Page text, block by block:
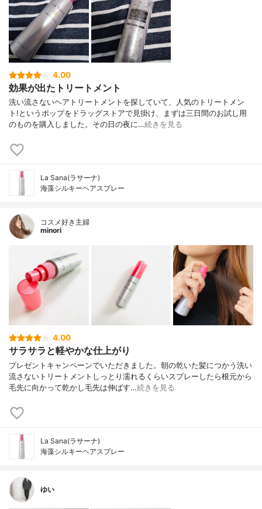
4.00
効果が出たトリートメント
洗い流さないヘアトリートメントを探していて、人気のトリートメン
ト!というポップをドラッグストアで見掛け、まずは三日間のお試し用
のものを購入しました。その日の夜に…続きを見る
La Sana(ラサーナ)
海藻シルキーヘアスプレー
コスメ好き主婦
minori
4.00
サラサラと軽やかな仕上がり
プレゼントキャンペーンでいただきました。朝の乾いた髪につかう洗い
流さないトリートメントしっとり濡れるくらいスプレーしたら根元から
毛先に向かって乾かし毛先は伸ばす…続きを見る
La Sana(ラサーナ)
海藻シルキーヘアスプレー
ゆい